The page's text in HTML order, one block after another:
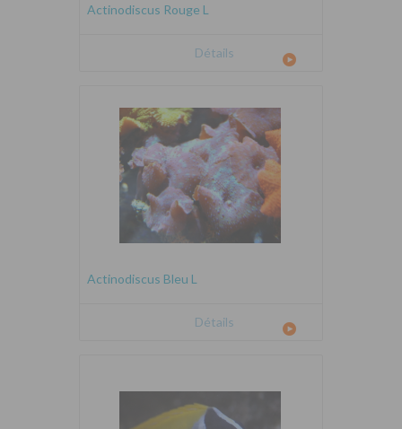
Actinodiscus Rouge L
Détails
Actinodiscus Bleu L
Détails